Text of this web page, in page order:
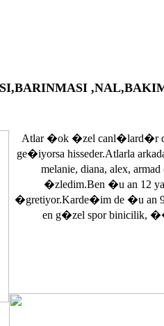
Atlar �ok �zel canl�lard�r
ge�iyorsa hisseder.Atlarla
melanie, diana, alex,
�zledim.Ben �u an 12
�gretiyor.Karde�im de �u an
en g�zel spor binicilik,